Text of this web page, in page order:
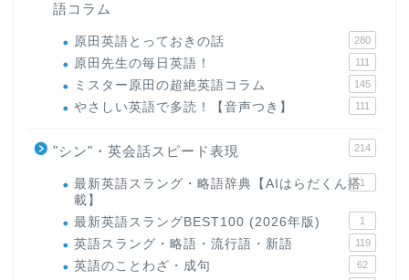
語コラム
原田英語とっておきの話 280
原田先生の毎日英語！ 111
ミスター原田の超絶英語コラム 145
やさしい英語で多読！【音声つき】 111
"シン"・英会話スピード表現 214
最新英語スラング・略語辞典【AIはらだくん搭
載】
1
最新英語スラングBEST100 (2026年版) 1
英語スラング・略語・流行語・新語 119
英語のことわざ・成句 62